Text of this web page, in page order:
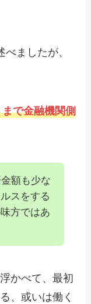
べましたが、
で金融機関側
金額も少な
スをする
方ではあ
かべて、最初
、或いは働く